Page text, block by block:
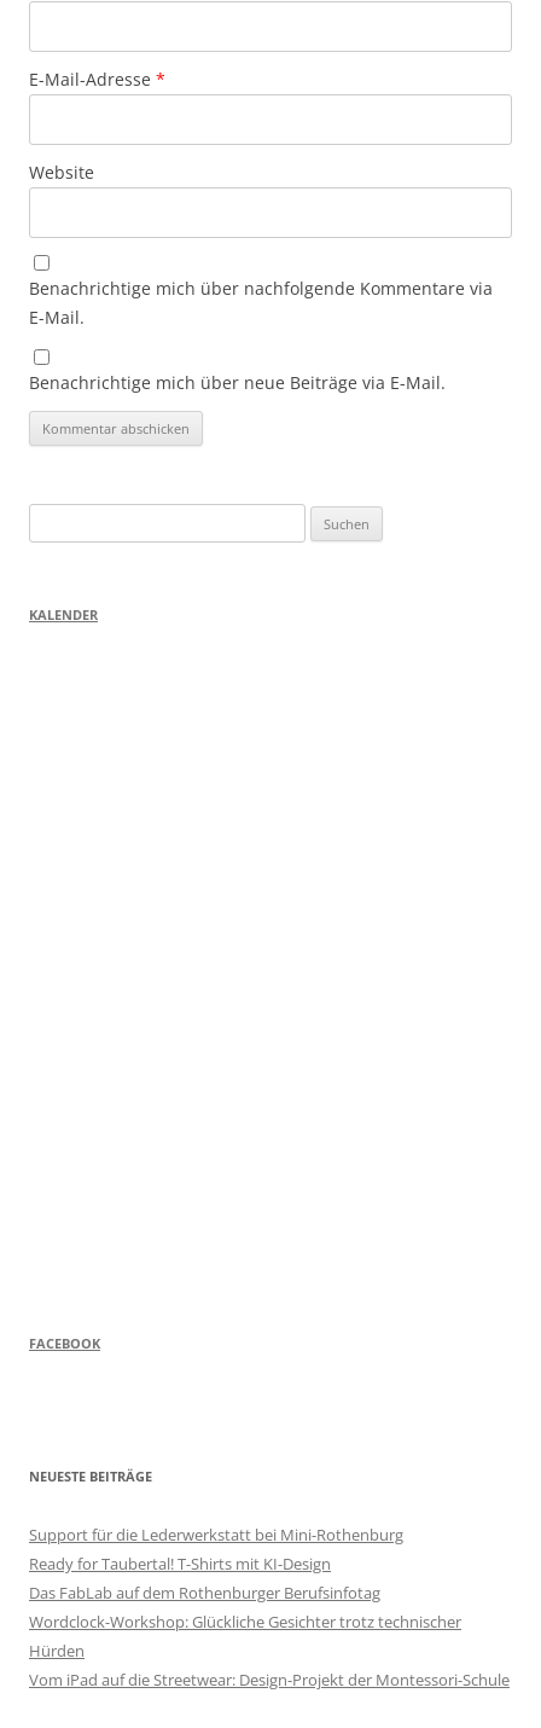
E-Mail-Adresse *
Website
Benachrichtige mich über nachfolgende Kommentare via
E-Mail.
Benachrichtige mich über neue Beiträge via E-Mail.
nach:
KALENDER
FACEBOOK
NEUESTE BEITRÄGE
Support für die Lederwerkstatt bei Mini-Rothenburg
Ready for Taubertal! T-Shirts mit KI-Design
Das FabLab auf dem Rothenburger Berufsinfotag
Wordclock-Workshop: Glückliche Gesichter trotz technischer
Hürden
Vom iPad auf die Streetwear: Design-Projekt der Montessori-Schule